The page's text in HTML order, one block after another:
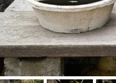
イル
ガーデン雑貨
鉢・ポット